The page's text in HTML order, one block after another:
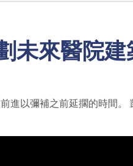
未來醫院建
進以彌補之前延擱的時間。